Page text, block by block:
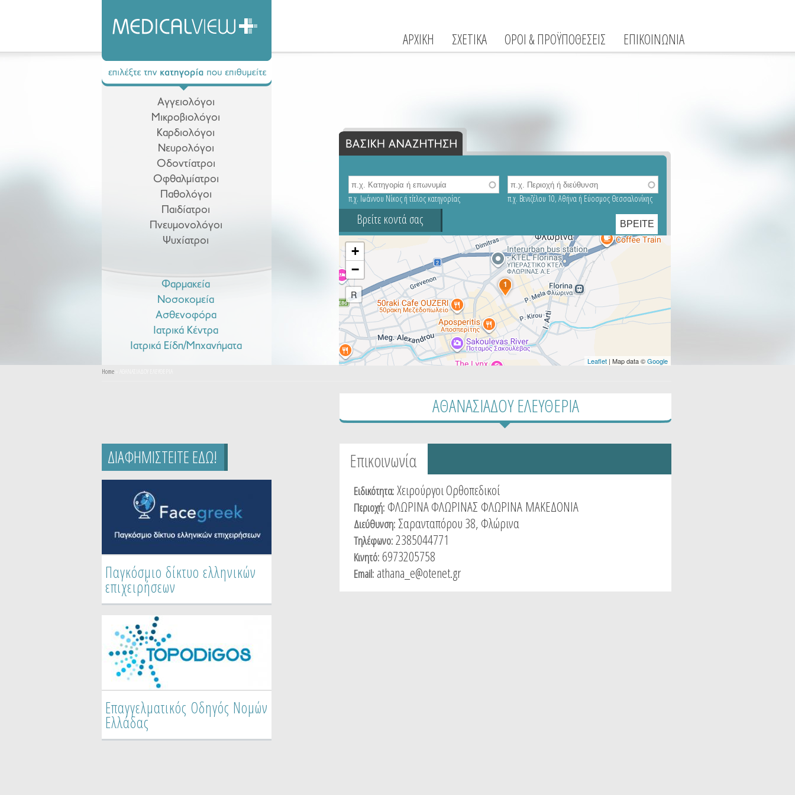
ΑΡΧΙΚΗ ΣΧΕΤΙΚΑ ΟΡΟΙ & ΠΡΟΫΠΟΘΕΣΕΙΣ ΕΠΙΚΟΙΝΩΝΙΑ
Αγγειολόγοι
Μικροβιολόγοι
Καρδιολόγοι
Νευρολόγοι
Οδοντίατροι
Οφθαλμίατροι
Παθολόγοι
Παιδίατροι
Πνευμονολόγοι
Ψυχίατροι
Φαρμακεία
Νοσοκομεία
Ασθενοφόρα
Ιατρικά Κέντρα
Ιατρικά Είδη/Μηχανήματα
π.χ. Ιωάννου Νίκος ή τίτλος κατηγορίας π.χ. Βενιζέλου 10, Αθήνα ή Εύοσμος Θεσσαλονίκης
Βρείτε κοντά σας
1
+
−
R
Leaflet | Map data ©Google
You are here
Home
ΑΘΑΝΑΣΙΑΔΟΥ ΕΛΕΥΘΕΡΙΑ
Tabs group καταχώρησης
Επικοινωνία
tab)
Ειδικότητα:Χειρούργοι Ορθοπεδικοί
Περιοχή: ΦΛΩΡΙΝΑ ΦΛΩΡΙΝΑΣ ΦΛΩΡΙΝΑ ΜΑΚΕΔΟΝΙΑ
Διεύθυνση: Σαρανταπόρου 38, Φλώρινα
Τηλέφωνο:2385044771
Κινητό: 6973205758
Email: athana_e@otenet.gr
ΔΙΑΦΗΜΙΣΤΕΙΤΕ ΕΔΩ!
Παγκόσμιο δίκτυο ελληνικών
επιχειρήσεων
Επαγγελματικός Οδηγός Νομών
Ελλάδας